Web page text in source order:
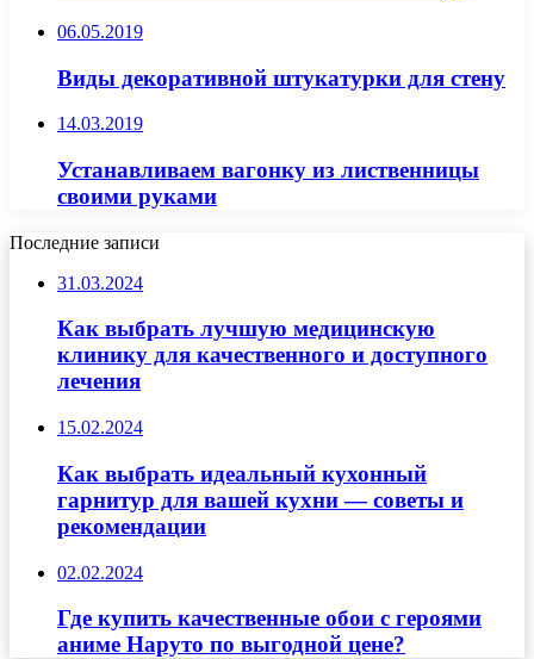
06.05.2019
Виды декоративной штукатурки для стену
14.03.2019
Устанавливаем вагонку из лиственницы
своими руками
Последние записи
31.03.2024
Как выбрать лучшую медицинскую
клинику для качественного и доступного
лечения
15.02.2024
Как выбрать идеальный кухонный
гарнитур для вашей кухни — советы и
рекомендации
02.02.2024
Где купить качественные обои с героями
аниме Наруто по выгодной цене?